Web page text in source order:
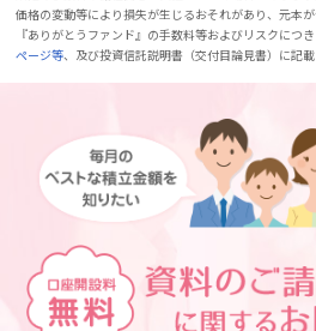
価格の変動等により損失が生じるおそれがあり、元本
『ありがとうファンド』の手数料等およびリスクにつ
ページ等、及び投資信託説明書（交付目論見書）に記